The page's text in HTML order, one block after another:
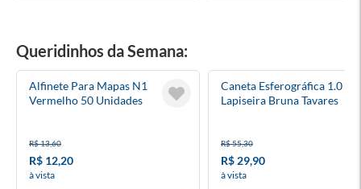
Queridinhos da Semana:
Alfinete Para Mapas N1
Vermelho 50 Unidades
R$ 13,60
R$ 12,20
à vista
Caneta Esferográfica 1.0 +
Lapiseira Bruna Tavares
R$ 55,30
R$ 29,90
à vista